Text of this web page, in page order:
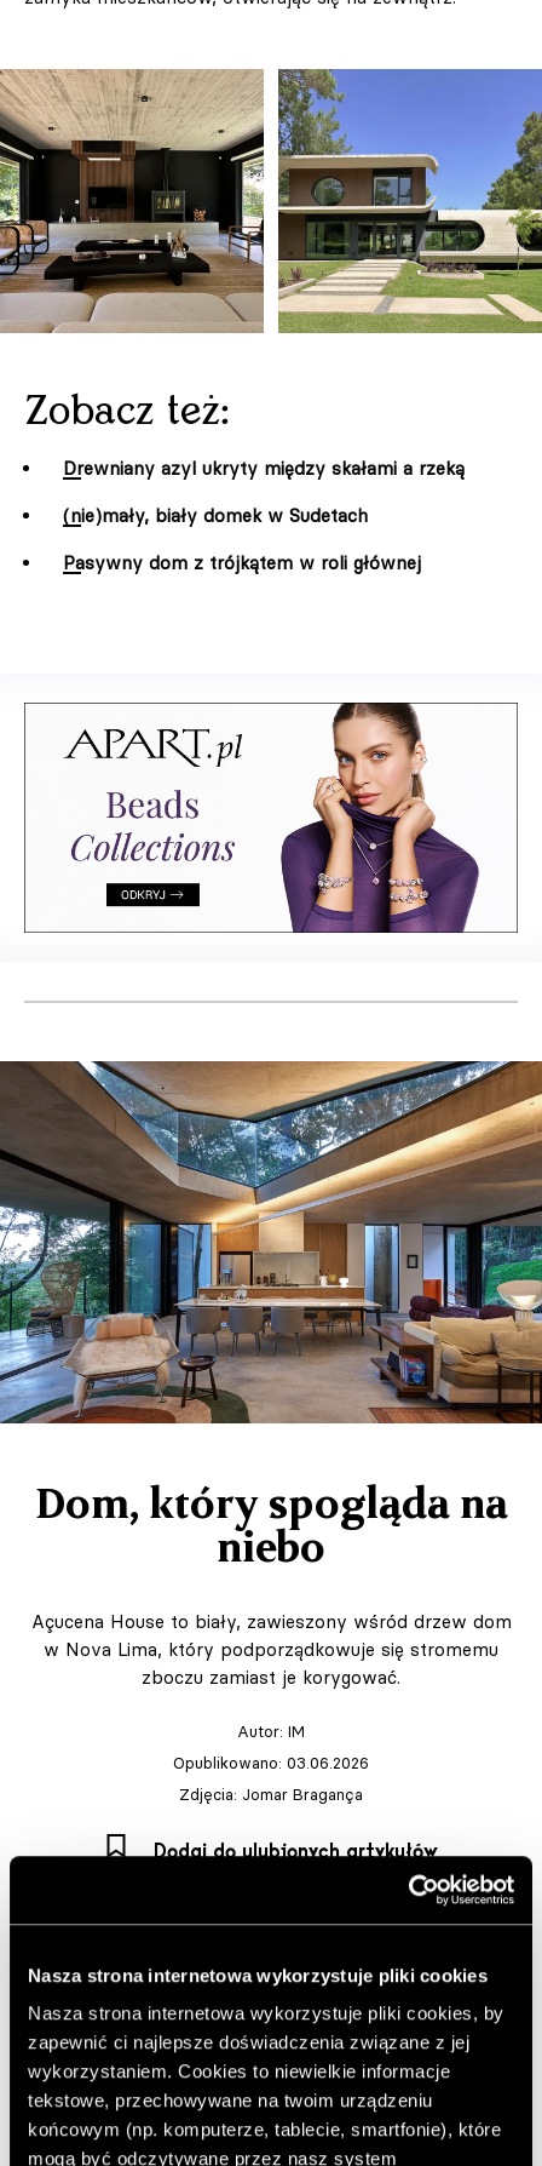
Nasza strona internetowa wykorzystuje pliki cookies
Nasza strona internetowa wykorzystuje pliki cookies, by
zapewnić ci najlepsze doświadczenia związane z jej
wykorzystaniem. Cookies to niewielkie informacje
tekstowe, przechowywane na twoim urządzeniu
końcowym (np. komputerze, tablecie, smartfonie), które
mogą być odczytywane przez nasz system
Zobacz też:
Drewniany azyl ukryty między skałami a rzeką
(nie)mały, biały domek w Sudetach
Pasywny dom z trójkątem w roli głównej
Dom, który spogląda na
niebo
Açucena House to biały, zawieszony wśród drzew dom
w Nova Lima, który podporządkowuje się stromemu
zboczu zamiast je korygować.
Autor: IM
Opublikowano: 03.06.2026
Zdjęcia: Jomar Bragança
Dodaj do ulubionych artykułów
w Minas Gerais, gdzie gęsty Las Atlantycki spotyka się z
charakterystycznym, bardzo stromym ukształtowaniem
terenu. Projekt autorstwa pracowni Tetro musiał
zmierzyć się z różnicą wysokości i gęstą roślinnością, w
której obok krzewów i liściastych drzew żyją ptaki i
dzikie zwierzęta. Pierwszy kontakt z działką pokazał, że
to nie jest miejsce na klasyczne „wycinanie” skarpy, ale
na szukanie sposobu, by dom współistniał z tym, co